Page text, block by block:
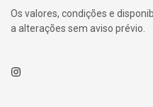
Os valores, condições e
a alterações sem aviso prévio.
Instagram